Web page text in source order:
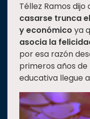
Téllez Ramos dijo
casarse trunca
y económico ya
asocia la
por esa razón
primeros años
educativa llegue